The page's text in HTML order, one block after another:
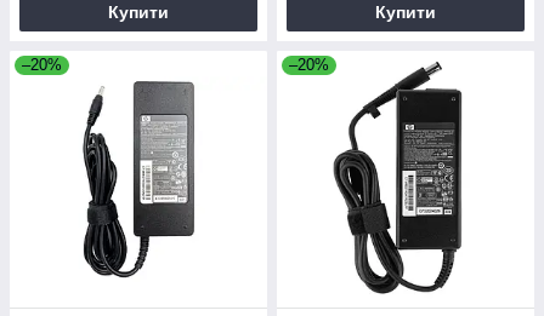
Купити Купити
–20% –20%